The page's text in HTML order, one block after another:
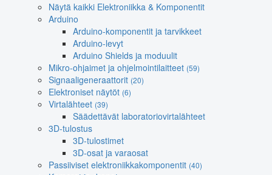
Näytä kaikki Elektroniikka & Komponentit
Arduino
Arduino-komponentit ja tarvikkeet
Arduino-levyt
Arduino Shields ja moduulit
Mikro-ohjaimet ja ohjelmointilaitteet (59)
Signaaligeneraattorit (20)
Elektroniset näytöt (6)
Virtalähteet (39)
Säädettävät laboratoriovirtalähteet
3D-tulostus
3D-tulostimet
3D-osat ja varaosat
Passiiviset elektroniikkakomponentit (40)